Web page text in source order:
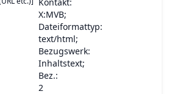
X:MVB;
Dateiformattyp:
text/html;
Bezugswerk:
Inhaltstext;
Bez.:
2